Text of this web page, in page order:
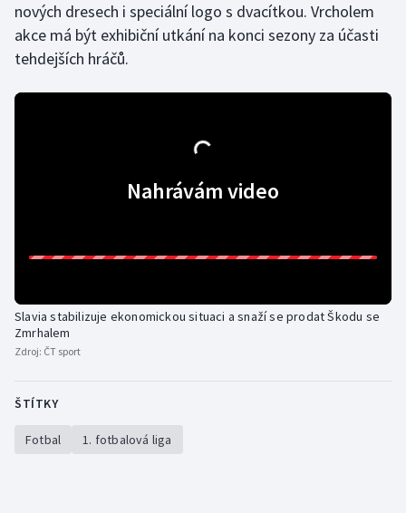
nových dresech i speciální logo s dvacítkou. Vrcholem
akce má být exhibiční utkání na konci sezony za účasti
tehdejších hráčů.
Nahrávám video
Slavia stabilizuje ekonomickou situaci a snaží se prodat Škodu se
Zmrhalem
Zdroj: ČT sport
ŠTÍTKY
Fotbal 1. fotbalová liga